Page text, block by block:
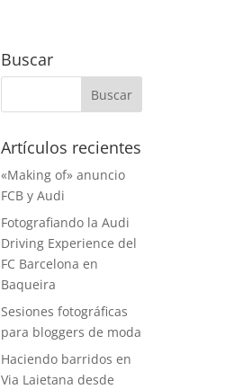
Buscar
Artículos recientes
«Making of» anuncio
FCB y Audi
Fotografiando la Audi
Driving Experience del
FC Barcelona en
Baqueira
Sesiones fotográficas
para bloggers de moda
Haciendo barridos en
Via Laietana desde